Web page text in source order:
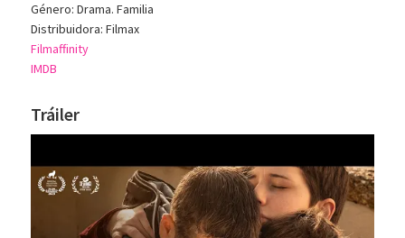
Género: Drama. Familia
Distribuidora: Filmax
Filmaffinity
IMDB
Tráiler